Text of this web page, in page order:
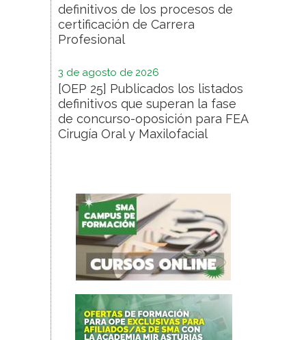
definitivos de los procesos de
certificación de Carrera
Profesional
3 de agosto de 2026
[OEP 25] Publicados los listados
definitivos que superan la fase
de concurso-oposición para FEA
Cirugía Oral y Maxilofacial